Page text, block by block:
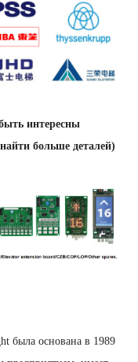
интересны
больше деталей)
была основана в 1989